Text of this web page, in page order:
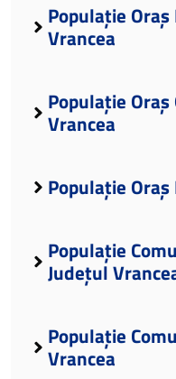
Populație
Vrancea
Populație
Vrancea
Populație
Populație
Județul
Populație
Vrancea